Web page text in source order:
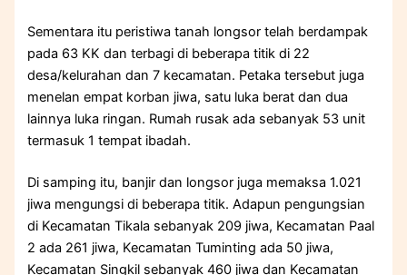
Sementara itu peristiwa tanah longsor telah berdampak
pada 63 KK dan terbagi di beberapa titik di 22
desa/kelurahan dan 7 kecamatan. Petaka tersebut juga
menelan empat korban jiwa, satu luka berat dan dua
lainnya luka ringan. Rumah rusak ada sebanyak 53 unit
termasuk 1 tempat ibadah.
Di samping itu, banjir dan longsor juga memaksa 1.021
jiwa mengungsi di beberapa titik. Adapun pengungsian
di Kecamatan Tikala sebanyak 209 jiwa, Kecamatan Paal
2 ada 261 jiwa, Kecamatan Tuminting ada 50 jiwa,
Kecamatan Singkil sebanyak 460 jiwa dan Kecamatan